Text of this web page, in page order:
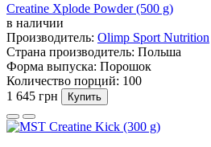
Creatine Xplode Powder (500 g)
в наличии
Производитель: Olimp Sport Nutrition
Страна производитель: Польша
Форма выпуска: Порошок
Количество порций: 100
1 645 грн
Купить